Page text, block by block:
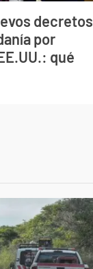
decretos
por
qué